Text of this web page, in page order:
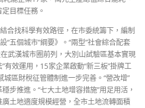
目標任務。
合找科學有效路徑，在市委統籌下，編制
“五個城市”綱要》。“兩型”社會綜合配套
武漢城市圈前列，大別山試驗區基本實現
有效運用，15家企業啟動“新三板”掛牌工
區財稅征管體制進一步完善。“營改增”
步推進。“七大土地增容措施”用足用活，
土地適度規模經營，全市土地流轉面積